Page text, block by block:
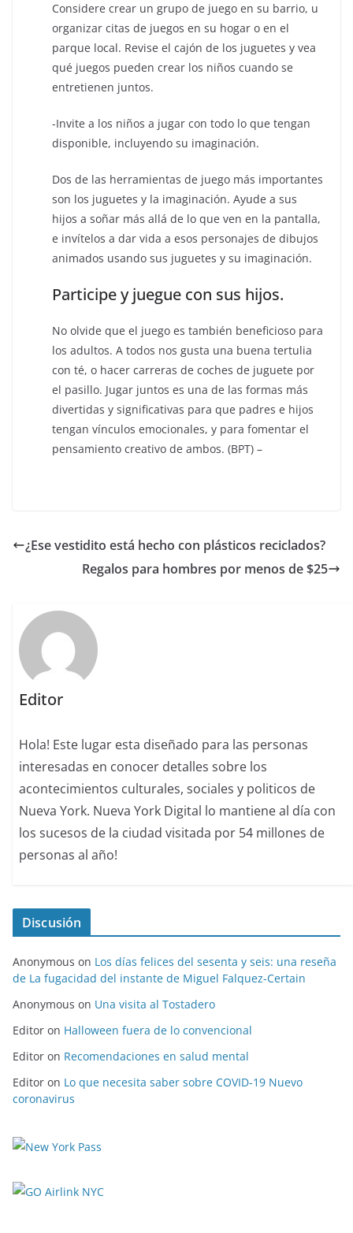
Considere crear un grupo de juego en su barrio, u
organizar citas de juegos en su hogar o en el
parque local. Revise el cajón de los juguetes y vea
qué juegos pueden crear los niños cuando se
entretienen juntos.
-Invite a los niños a jugar con todo lo que tengan
disponible, incluyendo su imaginación.
Dos de las herramientas de juego más importantes
son los juguetes y la imaginación. Ayude a sus
hijos a soñar más allá de lo que ven en la pantalla,
e invítelos a dar vida a esos personajes de dibujos
animados usando sus juguetes y su imaginación.
Participe y juegue con sus hijos.
No olvide que el juego es también beneficioso para
los adultos. A todos nos gusta una buena tertulia
con té, o hacer carreras de coches de juguete por
el pasillo. Jugar juntos es una de las formas más
divertidas y significativas para que padres e hijos
tengan vínculos emocionales, y para fomentar el
pensamiento creativo de ambos. (BPT) –
¿Ese vestidito está hecho con plásticos reciclados?
Regalos para hombres por menos de $25
Editor
Hola! Este lugar esta diseñado para las personas
interesadas en conocer detalles sobre los
acontecimientos culturales, sociales y politicos de
Nueva York. Nueva York Digital lo mantiene al día con
los sucesos de la ciudad visitada por 54 millones de
personas al año!
Discusión
Anonymous on Los días felices del sesenta y seis: una reseña
de La fugacidad del instante de Miguel Falquez-Certain
Anonymous on Una visita al Tostadero
Editor on Halloween fuera de lo convencional
Editor on Recomendaciones en salud mental
Editor on Lo que necesita saber sobre COVID-19 Nuevo
coronavirus